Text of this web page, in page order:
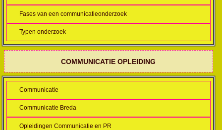
Fases van een communicatieonderzoek
Typen onderzoek
COMMUNICATIE OPLEIDING
Communicatie
Communicatie Breda
Opleidingen Communicatie en PR